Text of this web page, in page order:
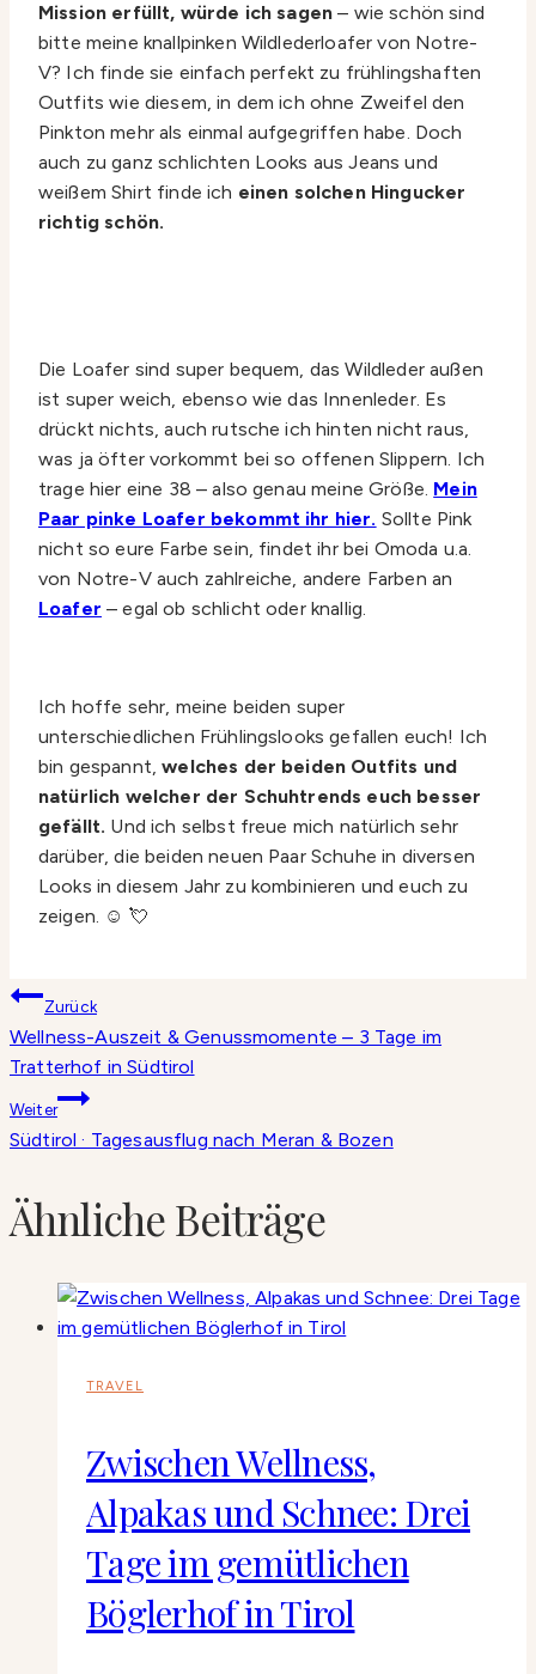
Mission erfüllt, würde ich sagen– wie schön sind
bitte meine knallpinken Wildlederloafer von Notre-
V? Ich finde sie einfach perfekt zu frühlingshaften
Outfits wie diesem, in dem ich ohne Zweifel den
Pinkton mehr als einmal aufgegriffen habe. Doch
auch zu ganz schlichten Looks aus Jeans und
weißem Shirt finde ich einen solchen Hingucker
richtig schön.
Die Loafer sind super bequem, das Wildleder außen
ist super weich, ebenso wie das Innenleder. Es
drückt nichts, auch rutsche ich hinten nicht raus,
was ja öfter vorkommt bei so offenen Slippern. Ich
trage hier eine 38 – also genau meine Größe. Mein
Paar pinke Loafer bekommt ihr hier. Sollte Pink
nicht so eure Farbe sein, findet ihr bei Omoda u.a.
von Notre-V auch zahlreiche, andere Farben an
Loafer – egal ob schlicht oder knallig.
Ich hoffe sehr, meine beiden super
unterschiedlichen Frühlingslooks gefallen euch! Ich
bin gespannt,welches der beiden Outfits und
natürlich welcher der Schuhtrends euch besser
gefällt. Und ich selbst freue mich natürlich sehr
darüber, die beiden neuen Paar Schuhe in diversen
Looks in diesem Jahr zu kombinieren und euch zu
zeigen. ☺️ 💘
Beitragsnavigation
Zurück
Wellness-Auszeit & Genussmomente – 3 Tage im
Tratterhof in Südtirol
Weiter
Südtirol · Tagesausflug nach Meran & Bozen
Ähnliche Beiträge
TRAVEL
Zwischen Wellness,
Alpakas und Schnee: Drei
Tage im gemütlichen
Böglerhof in Tirol